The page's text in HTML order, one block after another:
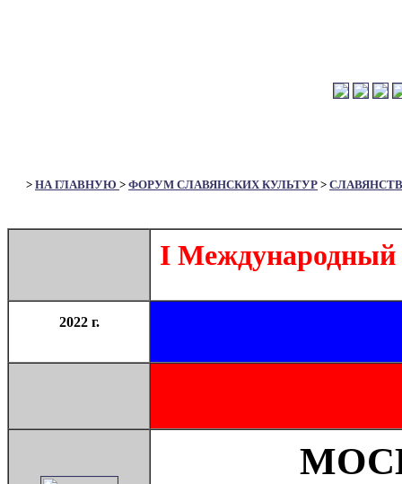
> НА ГЛАВНУЮ > ФОРУМ СЛАВЯНСКИХ КУЛЬТУР >
I Международный
2022 г.